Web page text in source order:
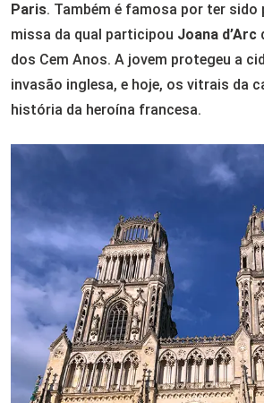
Paris. Também é famosa por ter sido
missa da qual participou Joana d’Arc
dos Cem Anos. A jovem protegeu a
invasão inglesa, e hoje, os vitrais da
história da heroína francesa.